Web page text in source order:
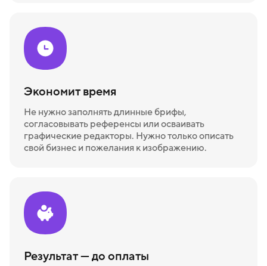
Экономит время
Не нужно заполнять длинные брифы,
согласовывать референсы или осваивать
графические редакторы. Нужно только описать
свой бизнес и пожелания к изображению.
Результат — до оплаты